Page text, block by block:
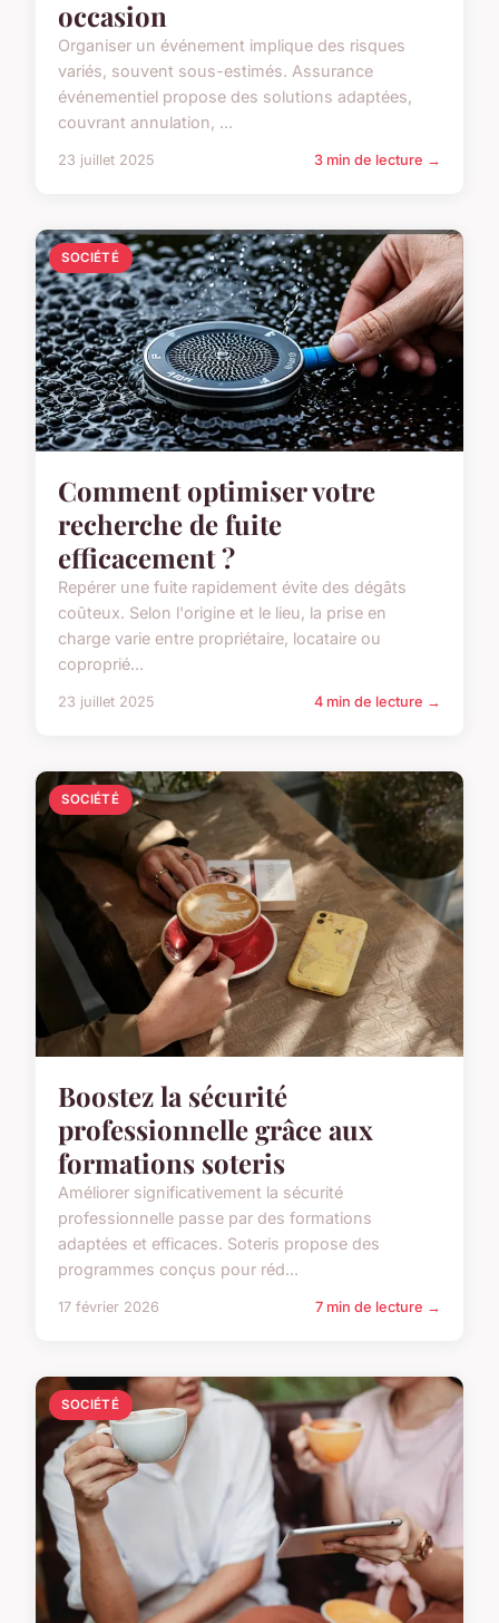
occasion
Organiser un événement implique des risques
variés, souvent sous-estimés. Assurance
événementiel propose des solutions adaptées,
couvrant annulation, ...
23 juillet 2025 3 min de lecture →
SOCIÉTÉ
Comment optimiser votre
recherche de fuite
efficacement ?
Repérer une fuite rapidement évite des dégâts
coûteux. Selon l'origine et le lieu, la prise en
charge varie entre propriétaire, locataire ou
coproprié...
23 juillet 2025 4 min de lecture →
SOCIÉTÉ
Boostez la sécurité
professionnelle grâce aux
formations soteris
Améliorer significativement la sécurité
professionnelle passe par des formations
adaptées et efficaces. Soteris propose des
programmes conçus pour réd...
17 février 2026 7 min de lecture →
SOCIÉTÉ